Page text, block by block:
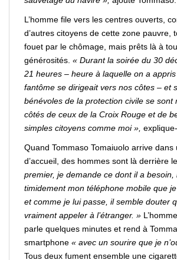
L’homme file vers les centres ouverts,
d’autres citoyens de cette zone pauvre,
fouet par le chômage, mais prêts là à
générosités. « Durant la soirée du 30
21 heures – heure à laquelle on a
fantôme se dirigeait vers nos côtes – et
bénévoles de la protection civile se sont
côtés de ceux de la Croix Rouge et de
simples citoyens comme moi»,
Quand Tommaso Tomaiuolo arrive dans
d’accueil, des hommes sont là derrière
premier, je demande ce dont il a besoin,
timidement mon téléphone mobile que
et comme je lui passe, il semble douter
vraiment appeler à l’étranger. »
parle quelques minutes et rend à
smartphone « avec un sourire que je
Tous deux fument ensemble une